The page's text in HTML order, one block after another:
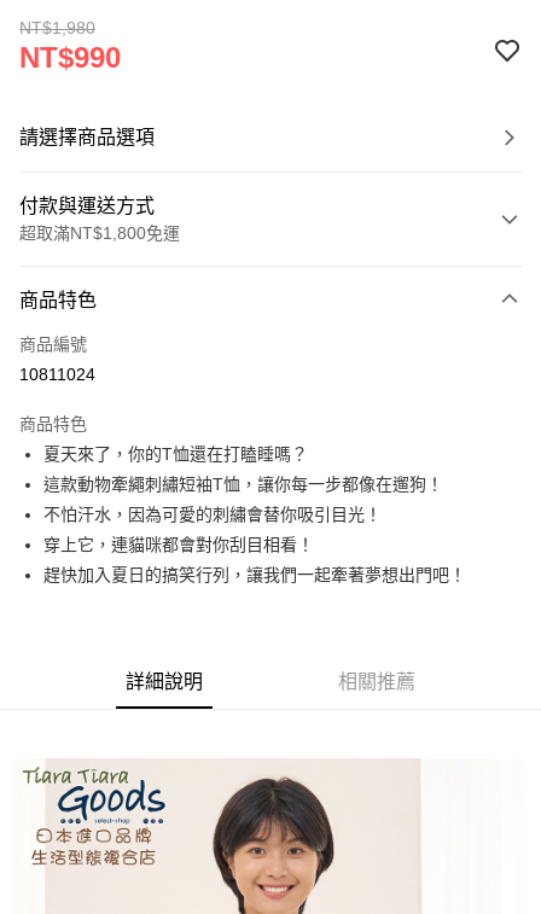
NT$1,980
NT$990
請選擇商品選項
付款與運送方式
超取滿NT$1,800免運
信用卡一次付款
超商取貨付款
Apple Pay
街口支付
悠遊付
Google Pay
AFTEE先享後付
便利好安心！
１．簡單：不需註冊會員、不需綁卡、不需儲值。
２．便利：只要手機號碼，簡訊認證，即可結帳。
３．安心：先確認商品／服務後，再付款。
【「AFTEE先享後付」結帳流程】
１．於結帳方式選擇「AFTEE先享後付」後，將跳轉至「AFTEE先享後付」
運送方式
全家取貨付款
每筆NT$60，滿NT$1,800(含以上)免運費
商品特色
商品編號
10811024
商品特色
夏天來了，你的T恤還在打瞌睡嗎？
這款動物牽繩刺繡短袖T恤，讓你每一步都像在遛狗！
不怕汗水，因為可愛的刺繡會替你吸引目光！
穿上它，連貓咪都會對你刮目相看！
趕快加入夏日的搞笑行列，讓我們一起牽著夢想出門吧！
詳細說明 相關推薦